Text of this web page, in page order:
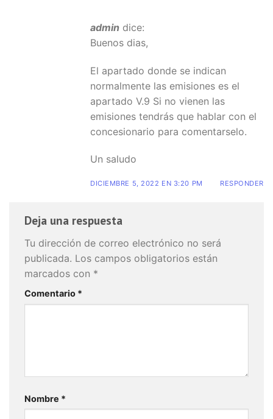
admin dice:
Buenos dias,
El apartado donde se indican
normalmente las emisiones es el
apartado V.9 Si no vienen las
emisiones tendrás que hablar con el
concesionario para comentarselo.
Un saludo
DICIEMBRE 5, 2022 EN 3:20 PM RESPONDER
Deja una respuesta
Tu dirección de correo electrónico no será
publicada. Los campos obligatorios están
marcados con *
Comentario *
Nombre *